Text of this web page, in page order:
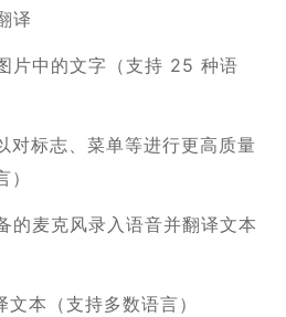
译
片中的文字（支持 25 种语
对标志、菜单等进行更高质量
的麦克风录入语音并翻译文本
文本（支持多数语言）